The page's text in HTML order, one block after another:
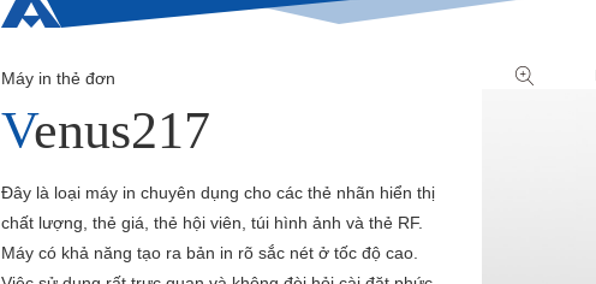
Máy in thẻ đơn
Venus217
Đây là loại máy in chuyên dụng cho các thẻ nhãn hiển thị
chất lượng, thẻ giá, thẻ hội viên, túi hình ảnh và thẻ RF.
Máy có khả năng tạo ra bản in rõ sắc nét ở tốc độ cao.